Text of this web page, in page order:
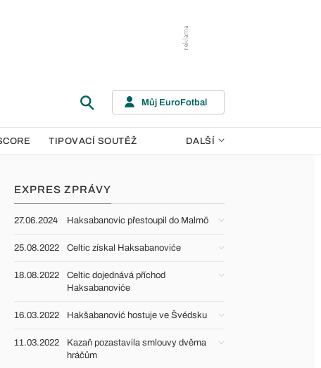
Můj EuroFotbal
TIPOVACÍ SOUTĚŽ DALŠÍ
EXPRES ZPRÁVY
27.06.2024 Haksabanovic přestoupil do Malmö
25.08.2022 Celtic získal Haksabanoviće
18.08.2022
Celtic dojednává příchod
Haksabanoviće
16.03.2022 Hakšabanović hostuje ve Švédsku
11.03.2022
Kazaň pozastavila smlouvy dvěma
hráčům